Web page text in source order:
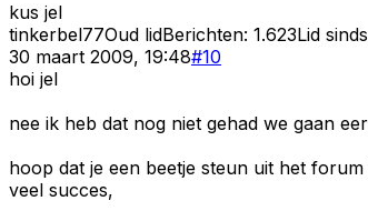
kus jel
tinkerbel77Oud lidBerichten: 1.623Lid
30 maart 2009, 19:48#10
hoi jel
nee ik heb dat nog niet gehad we gaan
hoop dat je een beetje steun uit het
veel succes,